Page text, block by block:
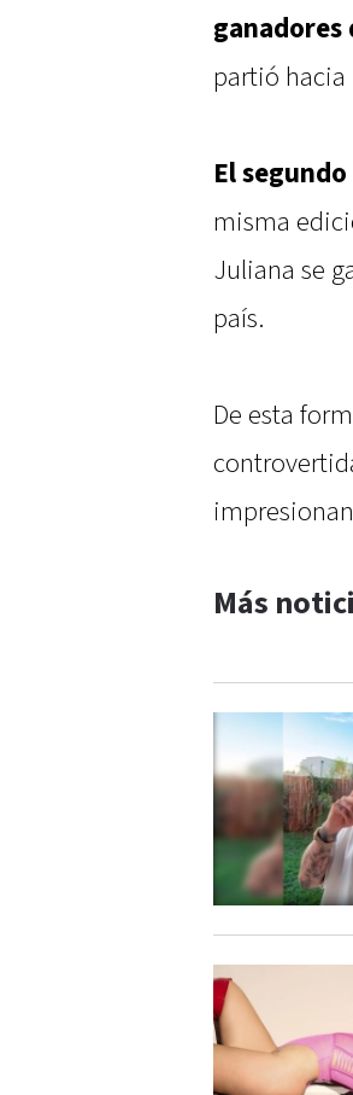
ganadores
partió hacia
El
misma
Juliana se
país.
De esta
Más